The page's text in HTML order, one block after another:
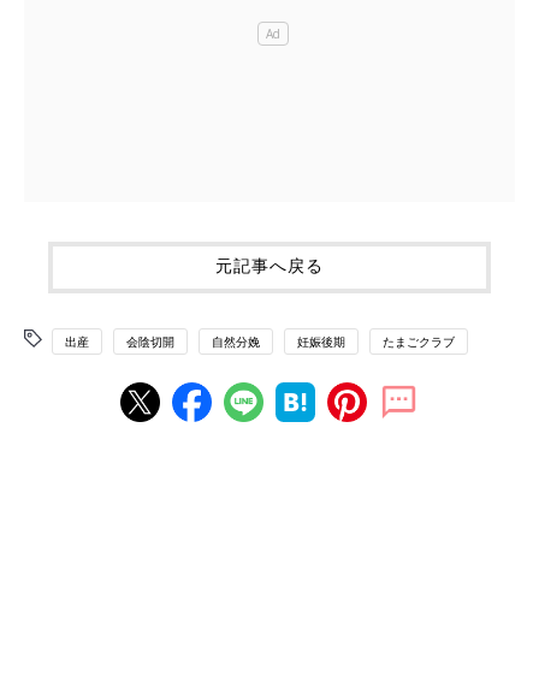
元記事へ戻る
出産 会陰切開 自然分娩 妊娠後期 たまごクラブ